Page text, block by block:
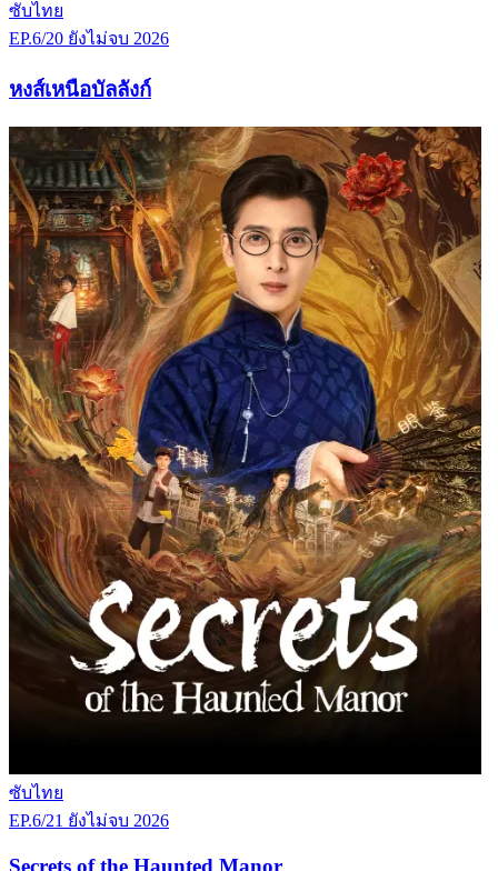
ซับไทย
EP.6/20 ยังไม่จบ 2026
หงส์เหนือบัลลังก์
ซับไทย
EP.6/21 ยังไม่จบ 2026